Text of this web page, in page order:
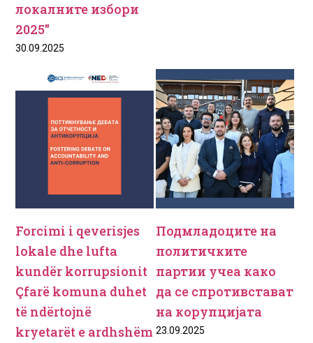
локалните избори
2025″
30.09.2025
Forcimi i qeverisjes
lokale dhe lufta
kundër korrupsionit
Çfarë komuna duhet
të ndërtojnë
kryetarët e ardhshëm
Подмладоците на
политичките
партии учеа како
да се спротивстават
на корупцијата
23.09.2025